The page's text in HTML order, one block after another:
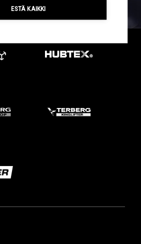
ESTÄ KAIKKI